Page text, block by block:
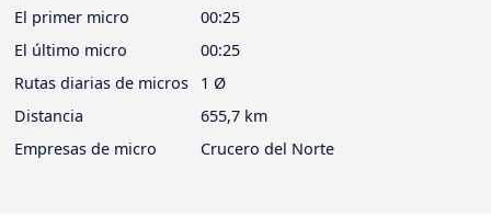
El primer micro
00:25
El último micro
00:25
Rutas diarias de micros
1 Ø
Distancia
655,7 km
Empresas de micro
Crucero del Norte